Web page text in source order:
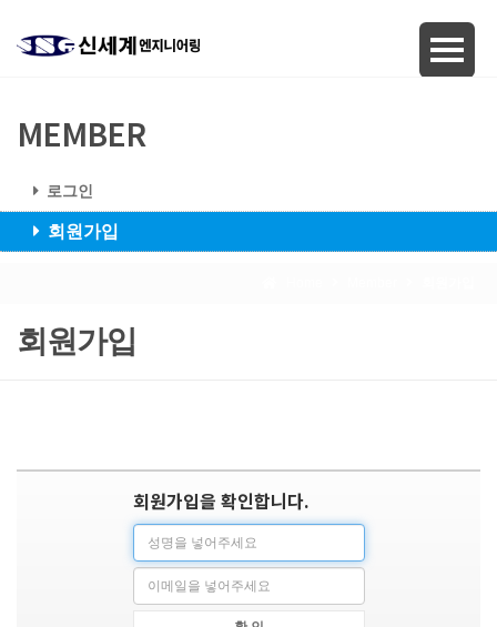
MEMBER
로그인
회원가입
회원가입
회원가입을 확인합니다.